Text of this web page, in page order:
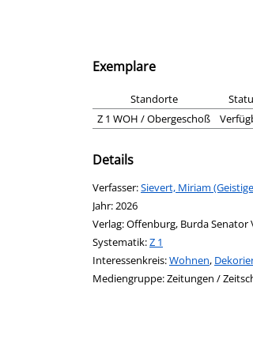
Exemplare
Standorte
Z 1 WOH / Obergeschoß
Details
Verfasser:Suche nach diesem
Sievert, Miriam
Jahr:2026
Verlag:Offenburg, Burda Senator
opens in new tab
Diesen Link in neuem Tab öffnen
Systematik:Suche nach dieser
Z 1
Interessenkreis:Suche nach
Wohnen,
Suche nach dieser Beteiligten
Mediengruppe:Zeitungen /